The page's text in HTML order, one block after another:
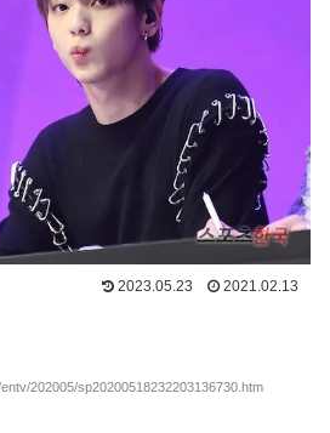
2023.05.23 2021.02.13
202005/sp20200518232203136730.htm